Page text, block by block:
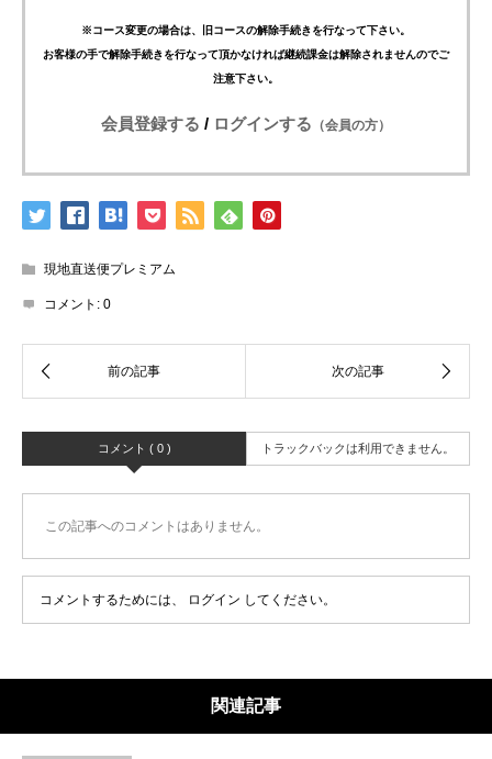
※コース変更の場合は、旧コースの解除手続きを行なって下さい。
お客様の手で解除手続きを行なって頂かなければ継続課金は解除されませんのでご
注意下さい。
会員登録する / ログインする （会員の方）
現地直送便プレミアム
コメント: 0
コメント ( 0 ) トラックバックは利用できません。
この記事へのコメントはありません。
コメントするためには、 ログイン してください。
関連記事